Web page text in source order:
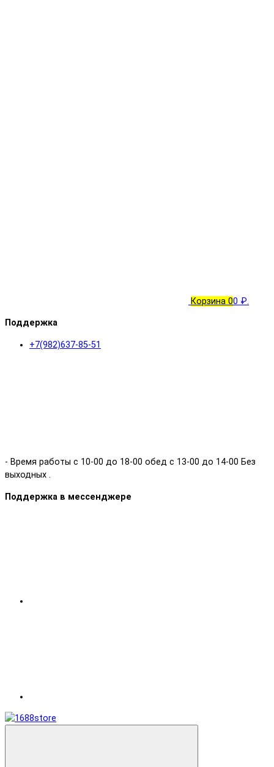
Корзина 00 ₽.
Поддержка
+7(982)637-85-51
- Время работы с 10-00 до 18-00 обед с 13-00 до 14-00 Без
выходных .
Поддержка в мессенджере